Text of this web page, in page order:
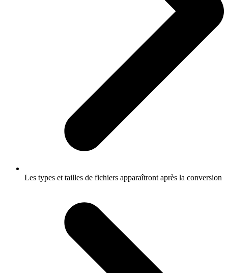
Les types et tailles de fichiers apparaîtront après la conversion